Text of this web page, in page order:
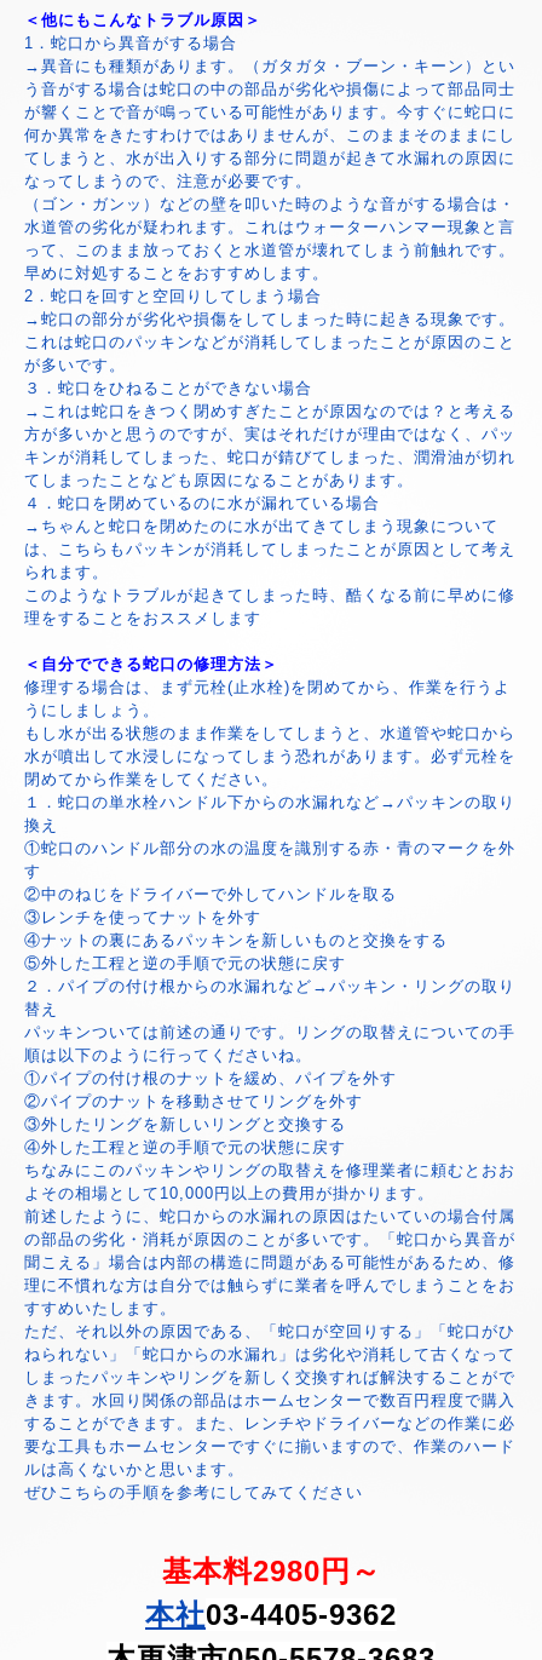
＜他にもこんなトラブル原因＞
1．蛇口から異音がする場合
→異音にも種類があります。（ガタガタ・ブーン・キーン）とい
う音がする場合は蛇口の中の部品が劣化や損傷によって部品同士
が響くことで音が鳴っている可能性があります。今すぐに蛇口に
何か異常をきたすわけではありませんが、このままそのままにし
てしまうと、水が出入りする部分に問題が起きて水漏れの原因に
なってしまうので、注意が必要です。
（ゴン・ガンッ）などの壁を叩いた時のような音がする場合は・
水道管の劣化が疑われます。これはウォーターハンマー現象と言
って、このまま放っておくと水道管が壊れてしまう前触れです。
早めに対処することをおすすめします。
2．蛇口を回すと空回りしてしまう場合
→蛇口の部分が劣化や損傷をしてしまった時に起きる現象です。
これは蛇口のパッキンなどが消耗してしまったことが原因のこと
が多いです。
３．蛇口をひねることができない場合
→これは蛇口をきつく閉めすぎたことが原因なのでは？と考える
方が多いかと思うのですが、実はそれだけが理由ではなく、パッ
キンが消耗してしまった、蛇口が錆びてしまった、潤滑油が切れ
てしまったことなども原因になることがあります。
４．蛇口を閉めているのに水が漏れている場合
→ちゃんと蛇口を閉めたのに水が出てきてしまう現象について
は、こちらもパッキンが消耗してしまったことが原因として考え
られます。
このようなトラブルが起きてしまった時、酷くなる前に早めに修
理をすることをおススメします
＜自分でできる蛇口の修理方法＞
修理する場合は、まず元栓(止水栓)を閉めてから、作業を行うよ
うにしましょう。
もし水が出る状態のまま作業をしてしまうと、水道管や蛇口から
水が噴出して水浸しになってしまう恐れがあります。必ず元栓を
閉めてから作業をしてください。
１．蛇口の単水栓ハンドル下からの水漏れなど→パッキンの取り
換え
①蛇口のハンドル部分の水の温度を識別する赤・青のマークを外
す
②中のねじをドライバーで外してハンドルを取る
③レンチを使ってナットを外す
④ナットの裏にあるパッキンを新しいものと交換をする
⑤外した工程と逆の手順で元の状態に戻す
２．パイプの付け根からの水漏れなど→パッキン・リングの取り
替え
パッキンついては前述の通りです。リングの取替えについての手
順は以下のように行ってくださいね。
①パイプの付け根のナットを緩め、パイプを外す
②パイプのナットを移動させてリングを外す
③外したリングを新しいリングと交換する
④外した工程と逆の手順で元の状態に戻す
ちなみにこのパッキンやリングの取替えを修理業者に頼むとおお
よその相場として10,000円以上の費用が掛かります。
前述したように、蛇口からの水漏れの原因はたいていの場合付属
の部品の劣化・消耗が原因のことが多いです。「蛇口から異音が
聞こえる」場合は内部の構造に問題がある可能性があるため、修
理に不慣れな方は自分では触らずに業者を呼んでしまうことをお
すすめいたします。
ただ、それ以外の原因である、「蛇口が空回りする」「蛇口がひ
ねられない」「蛇口からの水漏れ」は劣化や消耗して古くなって
しまったパッキンやリングを新しく交換すれば解決することがで
きます。水回り関係の部品はホームセンターで数百円程度で購入
することができます。また、レンチやドライバーなどの作業に必
要な工具もホームセンターですぐに揃いますので、作業のハード
ルは高くないかと思います。
ぜひこちらの手順を参考にしてみてください
基本料2980円～
本社03-4405-9362